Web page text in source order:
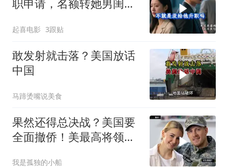
职申请，名额转她男闺
起喜电影 3跟贴
敢发射就击落？美国放话
中国
马蹄烫嘴说美食
果然还得总决战？美国要
全面撤侨！美最高将领：
我是孤独的小船